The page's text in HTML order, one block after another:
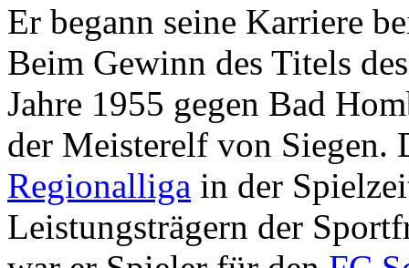
Er begann seine Karriere
Beim Gewinn des Titels
Jahre 1955 gegen Bad
der Meisterelf von Siegen.
Regionalliga in der
Leistungsträgern der